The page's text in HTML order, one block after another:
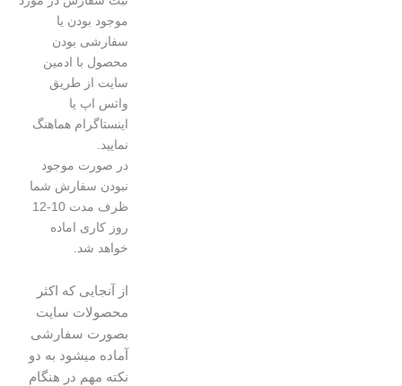
موجود بودن یا
سفارشی بودن
محصول با ادمین
سایت از طریق
واتس اپ یا
اینستاگرام هماهنگ
در صورت موجود
نبودن سفارش شما
ظرف مدت 10-12
روز کاری اماده
خواهد شد.
از آنجایی که اکثر
محصولات سایت
بصورت سفارشی
آماده میشود به دو
نکته مهم در هنگام